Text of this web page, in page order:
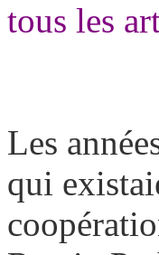
tous les
Les
qui